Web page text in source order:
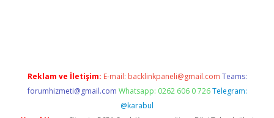
Reklam ve İletişim: E-mail: backlinkpaneli@gmail.com Teams:
forumhizmeti@gmail.com Whatsapp: 0262 606 0 726 Telegram:
@karabul